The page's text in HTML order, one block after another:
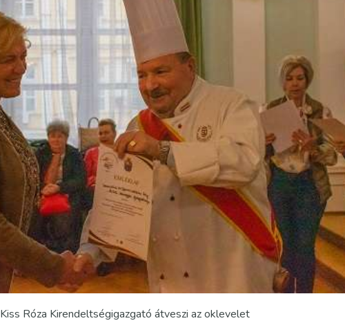
Kiss Róza Kirendeltségigazgató átveszi az oklevelet